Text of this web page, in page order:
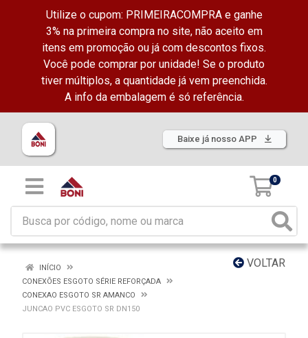
Utilize o cupom: PRIMEIRACOMPRA e ganhe
3% na primeira compra no site, não aceito em
itens em promoção ou já com descontos fixos.
Você pode comprar por unidade! Se o produto
tiver múltiplos, a quantidade já vem preenchida.
A info da embalagem é só referência.
Baixe já nosso APP
0
VOLTAR
INÍCIO
CONEXÕES ESGOTO SÉRIE REFORÇADA
CONEXAO ESGOTO SR AMANCO
JUNCAO PVC ESGOTO SR DN150